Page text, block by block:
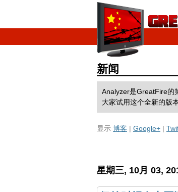
新闻
Analyzer是GreatFire的
大家试用这个全新的版
显示 博客 | Google+ |
星期三, 10月 03,